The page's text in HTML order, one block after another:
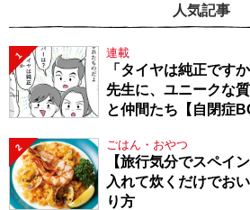
人気記事
1 連載
「タイヤは純正です
先生に、ユニークな
と仲間たち【自閉症
2 ごはん・おやつ
【旅行気分でスペイ
入れて炊くだけでお
り方